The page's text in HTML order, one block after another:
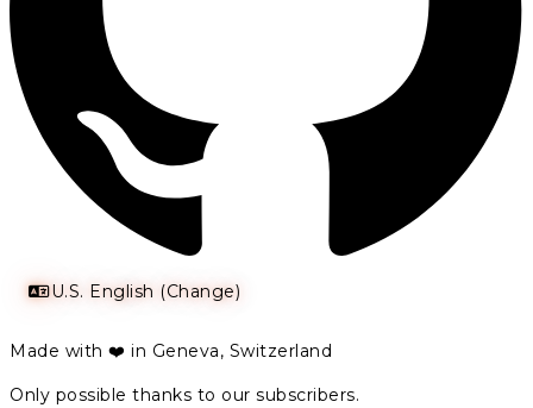
U.S. English (Change)
Made with ❤️ in Geneva, Switzerland
Only possible thanks to our subscribers.